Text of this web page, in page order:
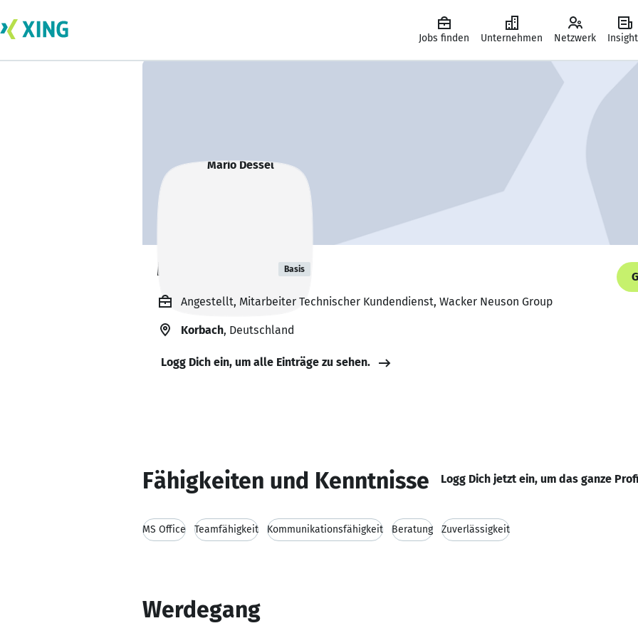
Jobs finden Unternehmen Netzwerk
Mario Dessel Basis
Angestellt, Mitarbeiter Technischer Kundendienst, Wacker Neuson Group
Korbach, Deutschland
Logg Dich ein, um alle Einträge zu sehen.
Fähigkeiten und Kenntnisse Logg Dich jetzt ein, um das ganze
MS Office Teamfähigkeit Kommunikationsfähigkeit Beratung Zuverlässigkeit
Werdegang